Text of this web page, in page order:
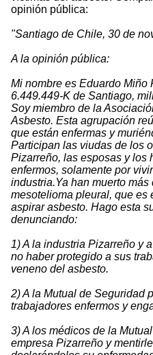
opinión pública:
"Santiago de Chile, 30 de
A la opinión pública:
Mi nombre es Eduardo Miño
6.449.449-K de Santiago,
Soy miembro de la
Asbesto. Esta agrupación
que están enfermas y
Participan las viudas de los
Pizarreño, las esposas y los
enfermos, solamente por
industria.Ya han muerto
mesotelioma pleural, que es
aspirar asbesto. Hago esta
denunciando:
1) A la industria Pizarreño y
no haber protegido a sus
veneno del asbesto.
2) A la Mutual de Seguridad
trabajadores enfermos y
3) A los médicos de la
empresa Pizarreño y